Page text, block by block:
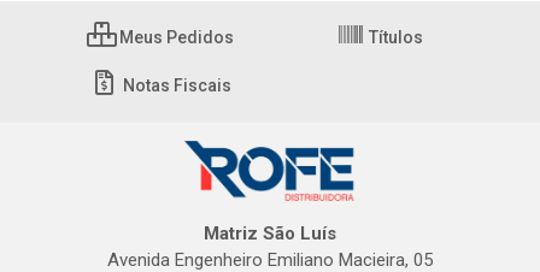
Meus Pedidos Títulos
Notas Fiscais
Matriz São Luís
Avenida Engenheiro Emiliano Macieira, 05